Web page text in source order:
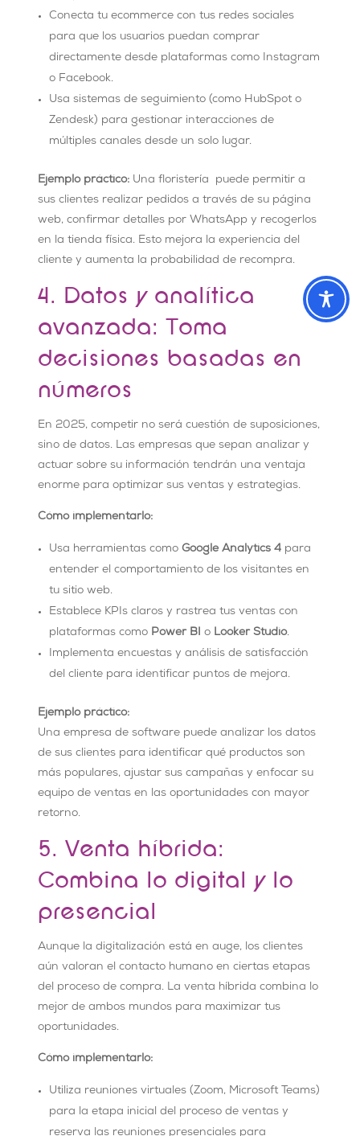
Conecta tu ecommerce con tus redes sociales
para que los usuarios puedan comprar
directamente desde plataformas como Instagram
o Facebook.
Usa sistemas de seguimiento (como HubSpot o
Zendesk) para gestionar interacciones de
múltiples canales desde un solo lugar.
Ejemplo práctico: Una floristería puede permitir a
sus clientes realizar pedidos a través de su página
web, confirmar detalles por WhatsApp y recogerlos
en la tienda física. Esto mejora la experiencia del
cliente y aumenta la probabilidad de recompra.
4. Datos y analítica
avanzada: Toma
decisiones basadas en
números
En 2025, competir no será cuestión de suposiciones,
sino de datos. Las empresas que sepan analizar y
actuar sobre su información tendrán una ventaja
enorme para optimizar sus ventas y estrategias.
Cómo implementarlo:
Usa herramientas comoGoogle Analytics 4 para
entender el comportamiento de los visitantes en
tu sitio web.
Establece KPIs claros y rastrea tus ventas con
plataformas como Power BI o Looker Studio.
Implementa encuestas y análisis de satisfacción
del cliente para identificar puntos de mejora.
Ejemplo práctico:
Una empresa de software puede analizar los datos
de sus clientes para identificar qué productos son
más populares, ajustar sus campañas y enfocar su
equipo de ventas en las oportunidades con mayor
retorno.
5. Venta híbrida:
Combina lo digital y lo
presencial
Aunque la digitalización está en auge, los clientes
aún valoran el contacto humano en ciertas etapas
del proceso de compra. La venta híbrida combina lo
mejor de ambos mundos para maximizar tus
oportunidades.
Cómo implementarlo:
Utiliza reuniones virtuales (Zoom, Microsoft Teams)
para la etapa inicial del proceso de ventas y
reserva las reuniones presenciales para